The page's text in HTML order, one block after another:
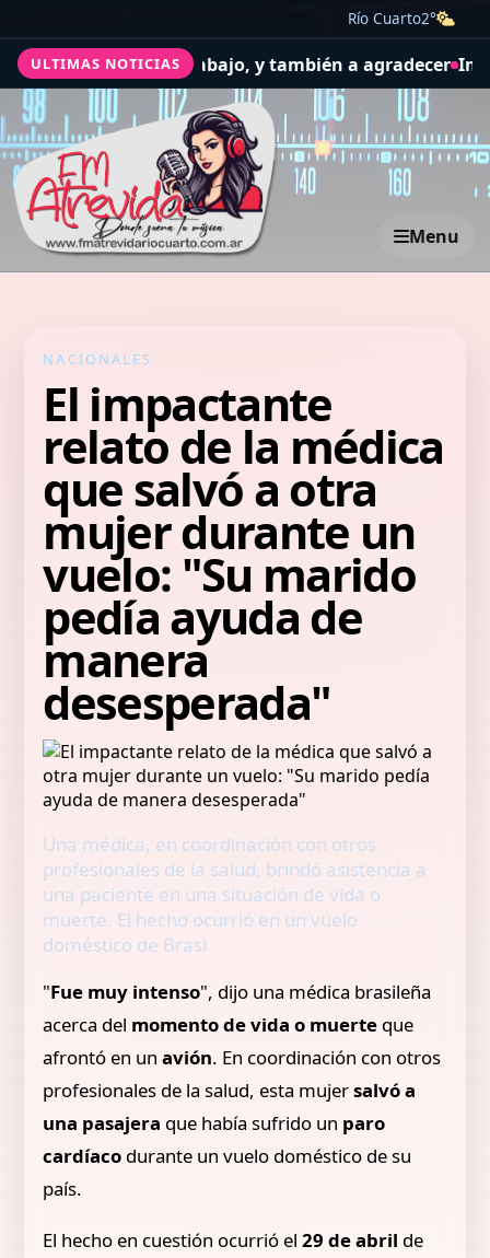
Río Cuarto2°
ULTIMAS NOTICIAS
y el trabajo, y también a agradecer Impulsan una
Menu
NACIONALES
El impactante
relato de la médica
que salvó a otra
mujer durante un
vuelo: "Su marido
pedía ayuda de
manera
desesperada"
Una médica, en coordinación con otros
profesionales de la salud, brindó asistencia a
una paciente en una situación de vida o
muerte. El hecho ocurrió en un vuelo
doméstico de Brasi
"Fue muy intenso", dijo una médica brasileña
acerca del momento de vida o muerte que
afrontó en un avión. En coordinación con otros
profesionales de la salud, esta mujersalvó a
una pasajera que había sufrido un paro
cardíaco durante un vuelo doméstico de su
país.
El hecho en cuestión ocurrió el29 de abril de